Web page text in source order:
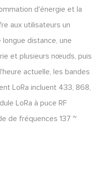
d'énergie et la
aux utilisateurs un
distance, une
et plusieurs nœuds, puis
actuelle, les bandes
LoRa incluent 433, 868,
LoRa à puce RF
de fréquences 137 ~